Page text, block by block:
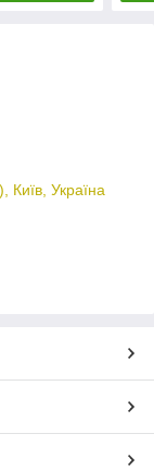
Київ, Україна